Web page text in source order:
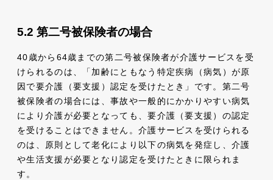
第二号被保険者の場合
40歳から64歳までの第二号被保険者が介護サービスを受
けられるのは、「加齢にともなう特定疾病（病気）が原
因で要介護（要支援）認定を受けたとき」です。第二号
被保険者の場合には、事故や一般的にかかりやすい病気
により介護が必要となっても、要介護（要支援）の認定
を受けることはできません。介護サービスを受けられる
のは、原則として老化により以下の病気を発症し、介護
や生活支援が必要となり認定を受けたときに限られま
す。